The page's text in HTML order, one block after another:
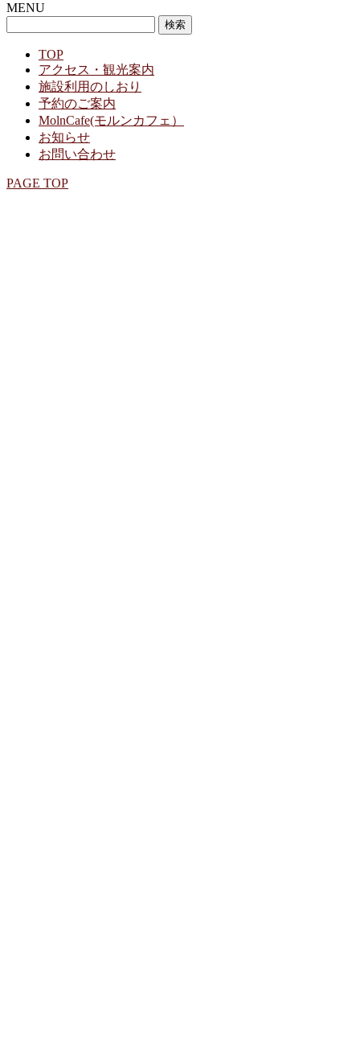
MENU
TOP
アクセス・観光案内
施設利用のしおり
予約のご案内
MolnCafe(モルンカフェ）
お知らせ
お問い合わせ
PAGE TOP